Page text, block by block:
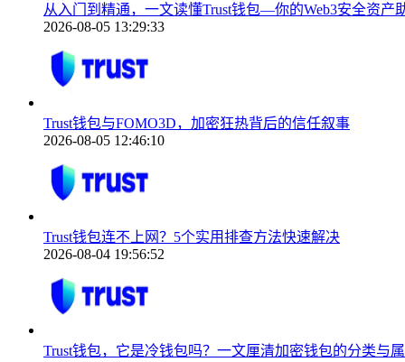
从入门到精通，一文读懂Trust钱包—你的Web3安全资产
2026-08-05 13:29:33
Trust钱包与FOMO3D，加密狂热背后的信任叙事
2026-08-05 12:46:10
Trust钱包连不上网？5个实用排查方法快速解决
2026-08-04 19:56:52
Trust钱包，它是冷钱包吗？一文厘清加密钱包的分类与